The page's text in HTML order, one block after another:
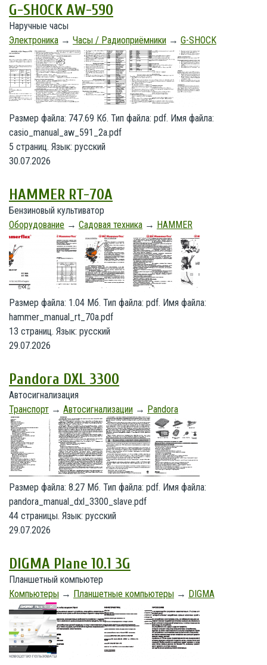
G-SHOCK AW-590
Наручные часы
Электроника → Часы / Радиоприёмники → G-SHOCK
Размер файла: 747.69 Кб. Тип файла: pdf. Имя файла:
casio_manual_aw_591_2a.pdf
5 страниц. Язык: русский
30.07.2026
HAMMER RT-70A
Бензиновый культиватор
Оборудование → Садовая техника → HAMMER
Размер файла: 1.04 Мб. Тип файла: pdf. Имя файла:
hammer_manual_rt_70a.pdf
13 страниц. Язык: русский
29.07.2026
Pandora DXL 3300
Автосигнализация
Транспорт → Автосигнализации → Pandora
Размер файла: 8.27 Мб. Тип файла: pdf. Имя файла:
pandora_manual_dxl_3300_slave.pdf
44 страницы. Язык: русский
29.07.2026
DIGMA Plane 10.1 3G
Планшетный компьютер
Компьютеры → Планшетные компьютеры → DIGMA